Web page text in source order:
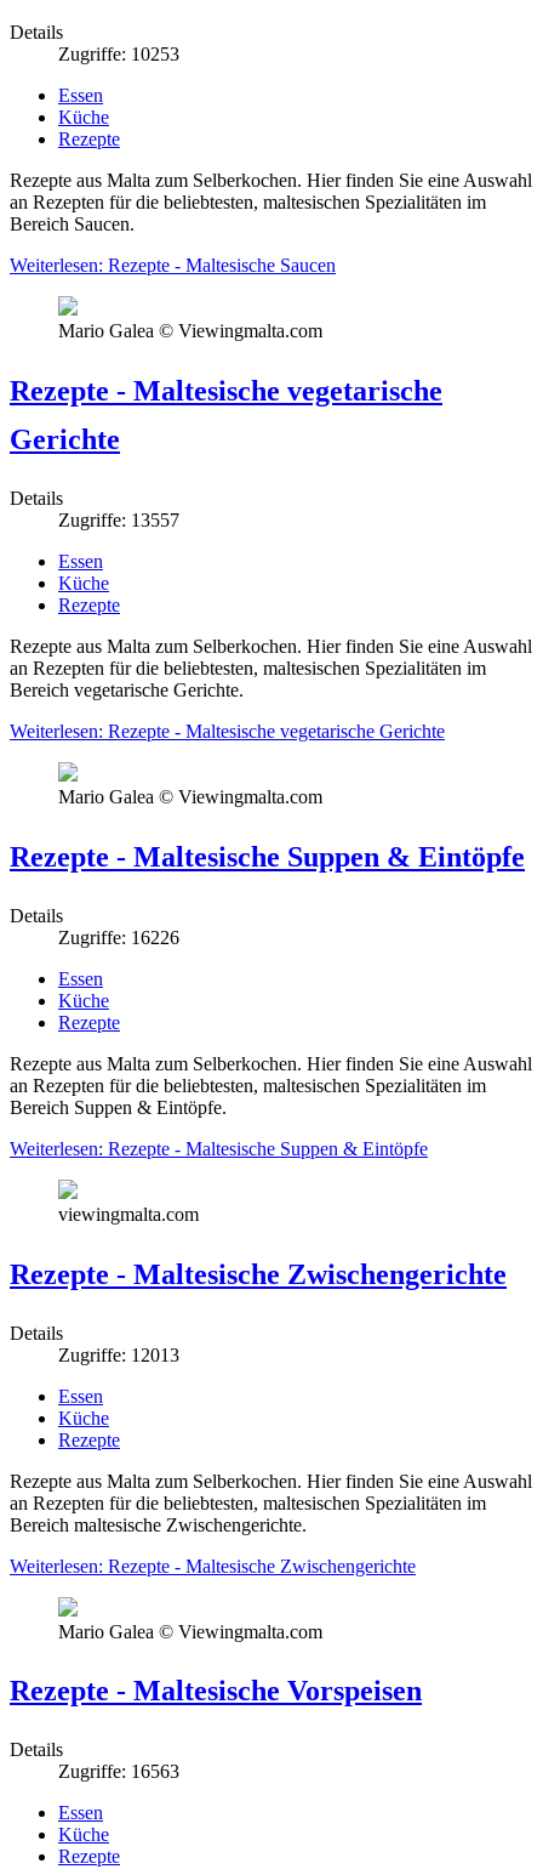
Details
Zugriffe: 10253
Essen
Küche
Rezepte
Rezepte aus Malta zum Selberkochen. Hier finden Sie eine Auswahl
an Rezepten für die beliebtesten, maltesischen Spezialitäten im
Bereich Saucen.
Weiterlesen: Rezepte - Maltesische Saucen
Mario Galea © Viewingmalta.com
Rezepte - Maltesische vegetarische
Gerichte
Details
Zugriffe: 13557
Essen
Küche
Rezepte
Rezepte aus Malta zum Selberkochen. Hier finden Sie eine Auswahl
an Rezepten für die beliebtesten, maltesischen Spezialitäten im
Bereich vegetarische Gerichte.
Weiterlesen: Rezepte - Maltesische vegetarische Gerichte
Mario Galea © Viewingmalta.com
Rezepte - Maltesische Suppen & Eintöpfe
Details
Zugriffe: 16226
Essen
Küche
Rezepte
Rezepte aus Malta zum Selberkochen. Hier finden Sie eine Auswahl
an Rezepten für die beliebtesten, maltesischen Spezialitäten im
Bereich Suppen & Eintöpfe.
Weiterlesen: Rezepte - Maltesische Suppen & Eintöpfe
viewingmalta.com
Rezepte - Maltesische Zwischengerichte
Details
Zugriffe: 12013
Essen
Küche
Rezepte
Rezepte aus Malta zum Selberkochen. Hier finden Sie eine Auswahl
an Rezepten für die beliebtesten, maltesischen Spezialitäten im
Bereich maltesische Zwischengerichte.
Weiterlesen: Rezepte - Maltesische Zwischengerichte
Mario Galea © Viewingmalta.com
Rezepte - Maltesische Vorspeisen
Details
Zugriffe: 16563
Essen
Küche
Rezepte